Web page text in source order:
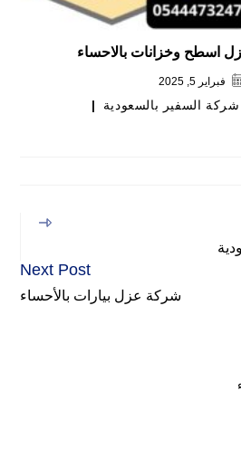
اسطح وخزانات بالاحساء
فبراير 5, 2025
شركة السفير بالسعودية
Next Post
شركة عزل بيارات بالأحساء